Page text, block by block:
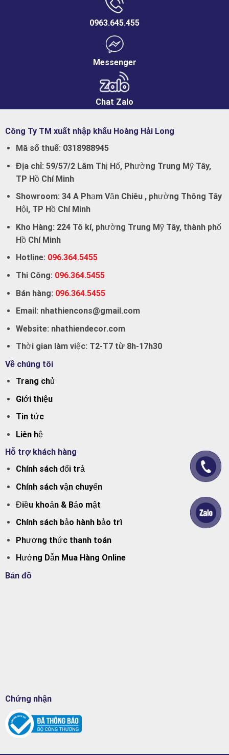
0963.645.455
Messenger
Chat Zalo
Công Ty TM xuất nhập khẩu Hoàng Hải Long
Mã số thuế: 0318988945
Địa chỉ: 59/57/2 Lâm Thị Hố, Phường Trung Mỹ Tây,
TP Hồ Chí Minh
Showroom: 34 A Phạm Văn Chiêu , phường Thông Tây
Hội, TP Hồ Chí Minh
Kho Hàng: 224 Tô kí, phường Trung Mỹ Tây, thành phố
Hồ Chí Minh
Hotline: 096.364.5455
Thi Công: 096.364.5455
Bán hàng: 096.364.5455
Email: nhathiencons@gmail.com
Website: nhathiendecor.com
Thời gian làm việc: T2-T7 từ 8h-17h30
Về chúng tôi
Trang chủ
Giới thiệu
Tin tức
Liên hệ
Hỗ trợ khách hàng
Chính sách đổi trả
Chính sách vận chuyển
Điều khoản & Bảo mật
Chính sách bảo hành bảo trì
Phương thức thanh toán
Hướng Dẫn Mua Hàng Online
Bản đồ
Chứng nhận